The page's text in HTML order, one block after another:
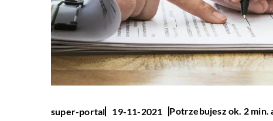
super-portal 19-11-2021 Potrzebujesz ok. 2